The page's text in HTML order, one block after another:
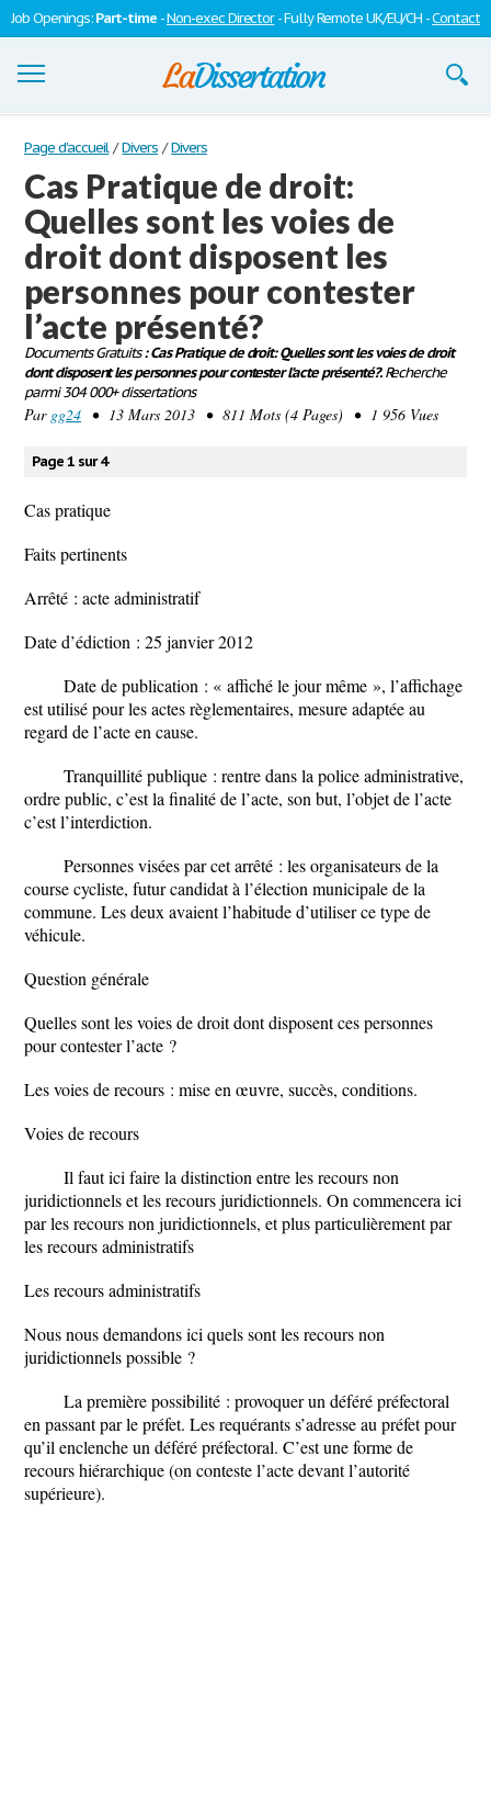
Job Openings:Part-time -Non-exec Director- Fully Remote UK/EU/CH -Contact
Dissertations
S'inscrire
Se connecter
Page d'accueil / Divers / Divers
Cas Pratique de droit:
Quelles sont les voies de
droit dont disposent les
personnes pour contester
l’acte présenté?
Documents Gratuits: Cas Pratique de droit: Quelles sont les voies de droit
dont disposent les personnes pour contester l’acte présenté?.Recherche
parmi 304 000+ dissertations
Par gg24 • 13 Mars 2013 • 811 Mots (4 Pages) • 1 956 Vues
Page 1 sur 4
Cas pratique
Faits pertinents
Arrêté : acte administratif
Date d’édiction : 25 janvier 2012
Date de publication : « affiché le jour même », l’affichage
est utilisé pour les actes règlementaires, mesure adaptée au
regard de l’acte en cause.
Tranquillité publique : rentre dans la police administrative,
ordre public, c’est la finalité de l’acte, son but, l’objet de l’acte
c’est l’interdiction.
Personnes visées par cet arrêté : les organisateurs de la
course cycliste, futur candidat à l’élection municipale de la
commune. Les deux avaient l’habitude d’utiliser ce type de
véhicule.
Question générale
Quelles sont les voies de droit dont disposent ces personnes
pour contester l’acte ?
Les voies de recours : mise en œuvre, succès, conditions.
Voies de recours
Il faut ici faire la distinction entre les recours non
juridictionnels et les recours juridictionnels. On commencera ici
par les recours non juridictionnels, et plus particulièrement par
les recours administratifs
Les recours administratifs
Nous nous demandons ici quels sont les recours non
juridictionnels possible ?
La première possibilité : provoquer un déféré préfectoral
en passant par le préfet. Les requérants s’adresse au préfet pour
qu’il enclenche un déféré préfectoral. C’est une forme de
recours hiérarchique (on conteste l’acte devant l’autorité
supérieure).